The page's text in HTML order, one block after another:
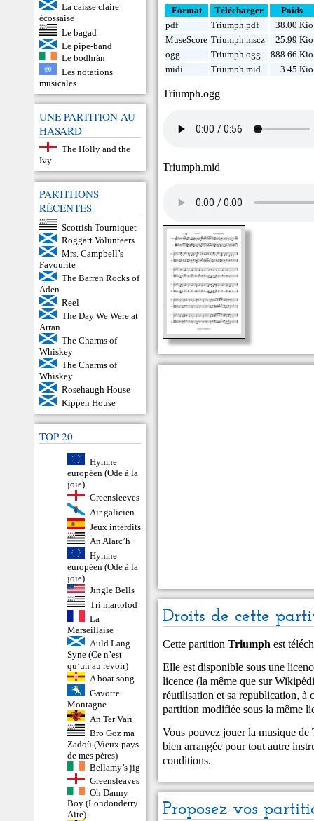
La caisse claire
écossaise
Le bagad
Le pipe-band
Le bodhrán
Les notations
musicales
UNE PARTITION AU
HASARD
The Holly and the
Ivy
PARTITIONS
RÉCENTES
Scottish Tourniquet
Roggart Volunteers
Mrs. Campbell’s
Favourite
The Barren Rocks of
Aden
Reel
The Day We Were at
Arran
The Charms of
Whiskey
The Charms of
Whiskey
Rosehaugh House
Kippen House
TOP 20
Hymne
européen (Ode à la
joie)
Greensleeves
Air galicien
Jeux interdits
An Alarc’h
Hymne
européen (Ode à la
joie)
Jingle Bells
Tri martolod
La
Marseillaise
Auld Lang
Syne (Ce n’est
qu’un au revoir)
A boat song
Gavotte
Montagne
An Ter Vari
Bro Goz ma
Zadoù (Vieux pays
de mes pères)
Bellamy’s jig
Greensleaves
Oh Danny
Boy (Londonderry
Aire)
Format Télécharger
Poids
pdf
Triumph.pdf
38.00 Kio
MuseScore Triumph.mscz
25.99 Kio
ogg
Triumph.ogg
888.66 Kio
midi
Triumph.mid 3.45 Kio
Triumph.ogg
Triumph.mid
Droits de cette
Cette partitionTriumph est
Elle est disponible sous une
licence (la même que sur
réutilisation et sa republication, à
partition modifiée sous la même
Vous pouvez jouer la musique
bien arrangée pour tout autre
conditions.
Proposez vos